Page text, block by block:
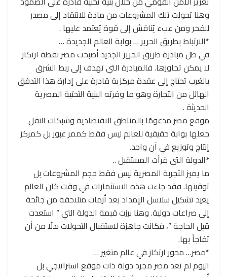
وهنا تحولت تلك المشروعات من مادة للانتقاد إلى مصدر
للفخر ومن عبء يُناقش إلى قوة يُعتمد عليها .
*الارتباط بطريق الحرير … بوابة العالم الجديدة …
في ظل مبادرة طريق الحرير الجديد أصبحت مصر نقطة ارتكاز
لا يمكن تجاوزها. فالمبادرة التي تهدف إلى ربط الشرق
بالغرب تحتاج إلى عقدة مركزية قادرة على إدارة هذا التدفق
الهائل من التجارة وهو ما وفرته البنية التحتية المصرية
الحديثة .
موقع مصر مدعومًا بالمناطق الاقتصادية وشبكات النقل
جعلها بوابة حقيقية للعالم ليس فقط كممر عبور بل كمركز
إنتاج وتوزيع في آن واحد.
*الدولة التي قرأت المستقبل ..
ما يميز التجربة المصرية ليس فقط حجم المشروعات بل
توقيتها. فقد جاءت هذه الاستثمارات في وقت كان العالم
يعيد تشكيل سلاسل الإمداد بعد أزمات متلاحقة من جائحة
إلى صراعات دولية. وهنا برزت قيمة الدولة التي “ استعدت
قبل الحاجة ”، فكانت جاهزة لاستقبال التحولات بدلًا من أن
تفاجأ بها.
*مصر… محور ارتكاز في عالم متغير …
اليوم لم تعد مصر مجرد دولة ذات موقع استراتيجي بل